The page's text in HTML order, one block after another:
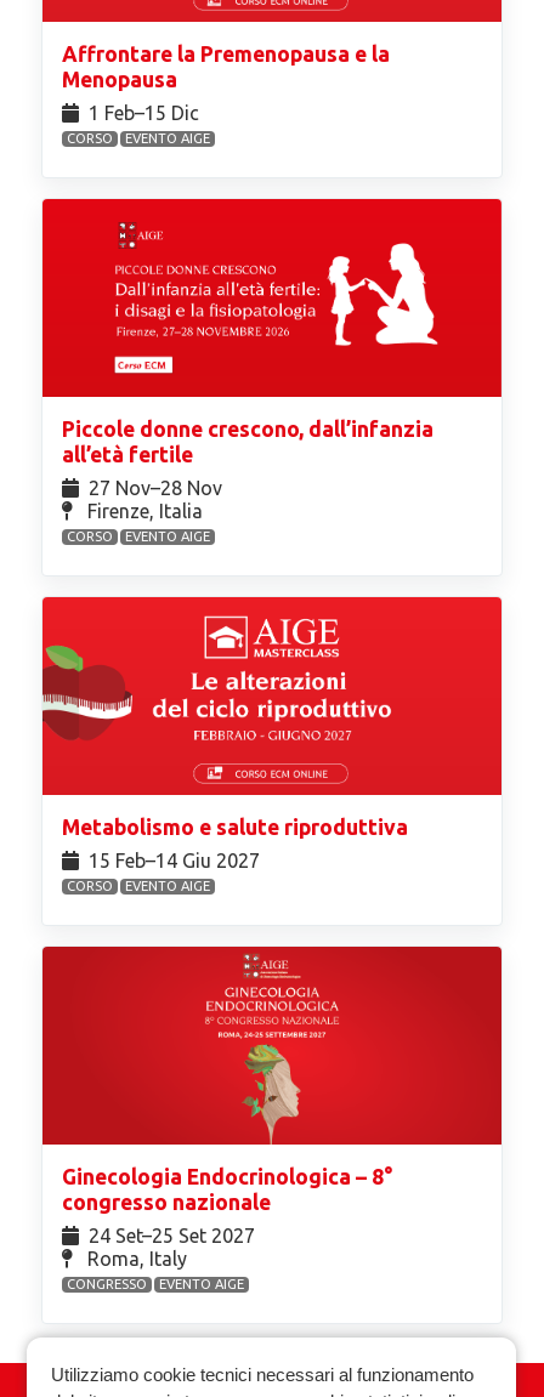
Affrontare la Premenopausa e la
Menopausa
1 Feb⁠–15 Dic
CORSO EVENTO AIGE
Piccole donne crescono, dall’infanzia
all’età fertile
27 Nov⁠–28 Nov
Firenze, Italia
CORSO EVENTO AIGE
Metabolismo e salute riproduttiva
15 Feb⁠–14 Giu 2027
CORSO EVENTO AIGE
Ginecologia Endocrinologica – 8°
congresso nazionale
24 Set⁠–25 Set 2027
Roma, Italy
CONGRESSO EVENTO AIGE
Utilizziamo cookie tecnici necessari al funzionamento